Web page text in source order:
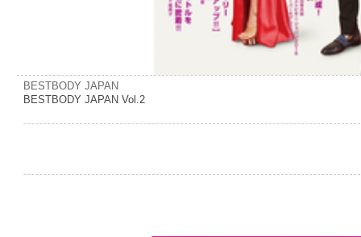
BESTBODY JAPAN
BESTBODY JAPAN Vol.2